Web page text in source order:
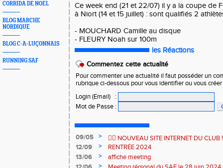
CORRIDA DE NOEL
BLOG MARCHE
NORDIQUE
BLOG C-A-LUÇONNAIS
RUNNING SAF
Ce week end (21 et 22/07) il y a la coupe de
à Niort (14 et 15 juillet) : sont qualifiés 2
- MOUCHARD Camille au disque
- FLEURY Noah sur 100m
les Réactions
Commentez cette actualité
Pour commenter une actualité il faut posséder un
rubrique ci-dessous pour vous identifier ou vous
Login (Email)
:
Mot de Passe :
09/05 >
🏃‍♂️ NOUVEAU SITE INTERNET DU CLUB
12/09
>
RENTRÉE 2024
13/06
>
affiche meeting
>